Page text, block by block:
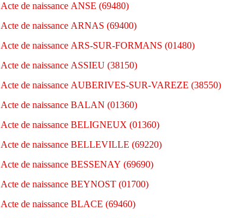
Acte de naissance ANSE (69480)
Acte de naissance ARNAS (69400)
Acte de naissance ARS-SUR-FORMANS (01480)
Acte de naissance ASSIEU (38150)
Acte de naissance AUBERIVES-SUR-VAREZE (38550)
Acte de naissance BALAN (01360)
Acte de naissance BELIGNEUX (01360)
Acte de naissance BELLEVILLE (69220)
Acte de naissance BESSENAY (69690)
Acte de naissance BEYNOST (01700)
Acte de naissance BLACE (69460)